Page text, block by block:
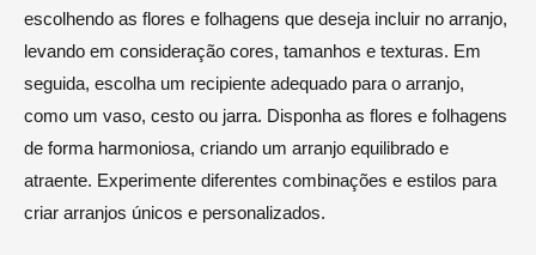
escolhendo as flores e folhagens que deseja incluir no arranjo,
levando em consideração cores, tamanhos e texturas. Em
seguida, escolha um recipiente adequado para o arranjo,
como um vaso, cesto ou jarra. Disponha as flores e folhagens
de forma harmoniosa, criando um arranjo equilibrado e
atraente. Experimente diferentes combinações e estilos para
criar arranjos únicos e personalizados.